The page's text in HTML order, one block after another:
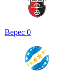
Верес 0